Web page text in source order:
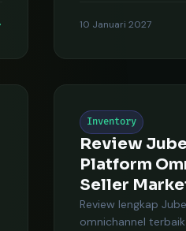
10 Januari 2027
Inventory
Review
Platform
Seller
Review lengkap
omnichannel